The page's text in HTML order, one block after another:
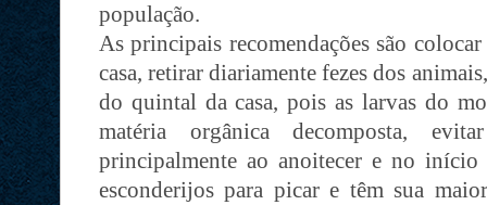
população.
As principais recomendações são
casa, retirar diariamente fezes dos
do quintal da casa, pois as larvas do
matéria orgânica decomposta,
principalmente ao anoitecer e no
esconderijos para picar e têm sua